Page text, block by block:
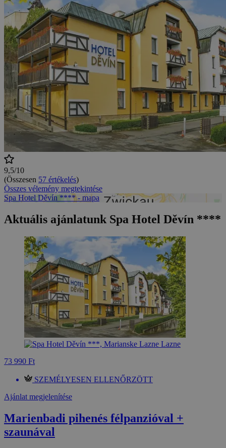
9,5/10
(Összesen 57 értékelés)
Összes vélemény megtekintése
Spa Hotel Děvín **** - mapa
Aktuális ajánlatunk Spa Hotel Děvín ****
73 990 Ft
SZEMÉLYESEN ELLENŐRZÖTT
Ajánlat megjelenítése
Marienbadi pihenés félpanzióval +
szaunával